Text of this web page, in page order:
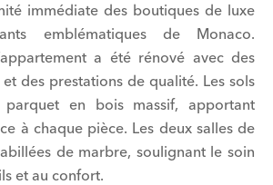
immédiate des boutiques de luxe
emblématiques de Monaco.
a été rénové avec des
des prestations de qualité. Les sols
en bois massif, apportant
à chaque pièce. Les deux salles de
de marbre, soulignant le soin
et au confort.